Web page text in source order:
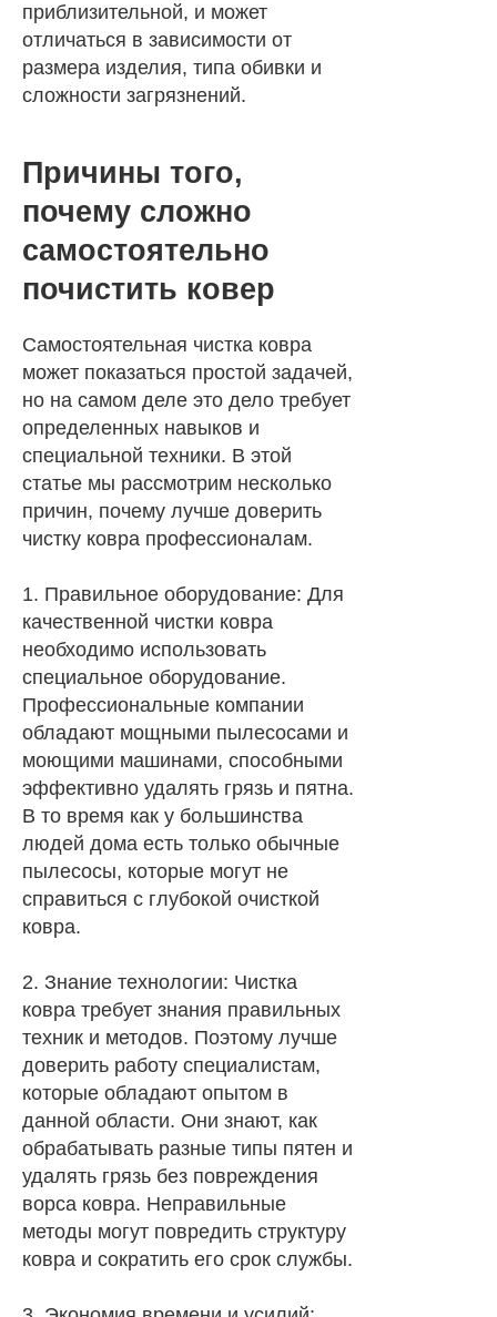
приблизительной, и может
отличаться в зависимости от
размера изделия, типа обивки и
сложности загрязнений.
Причины того,
почему сложно
самостоятельно
почистить ковер
Самостоятельная чистка ковра
может показаться простой задачей,
но на самом деле это дело требует
определенных навыков и
специальной техники. В этой
статье мы рассмотрим несколько
причин, почему лучше доверить
чистку ковра профессионалам.
1. Правильное оборудование: Для
качественной чистки ковра
необходимо использовать
специальное оборудование.
Профессиональные компании
обладают мощными пылесосами и
моющими машинами, способными
эффективно удалять грязь и пятна.
В то время как у большинства
людей дома есть только обычные
пылесосы, которые могут не
справиться с глубокой очисткой
ковра.
2. Знание технологии: Чистка
ковра требует знания правильных
техник и методов. Поэтому лучше
доверить работу специалистам,
которые обладают опытом в
данной области. Они знают, как
обрабатывать разные типы пятен и
удалять грязь без повреждения
ворса ковра. Неправильные
методы могут повредить структуру
ковра и сократить его срок службы.